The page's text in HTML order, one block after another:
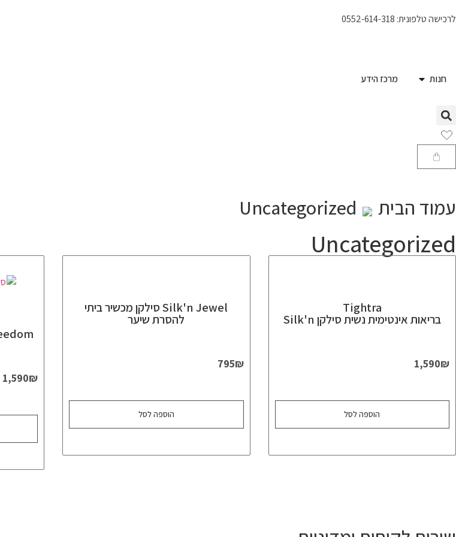
לרכישה טלפונית: 0552-614-318
חנות מרכז הידע
עמוד הבית Uncategorized
Uncategorized
Tightra
בריאות אינטימית נשית סילקן Silk'n
1,590₪
הוספה לסל
Silk'n Jewel סילקן מכשיר ביתי
להסרת שיער
795₪
הוספה לסל
1,590₪